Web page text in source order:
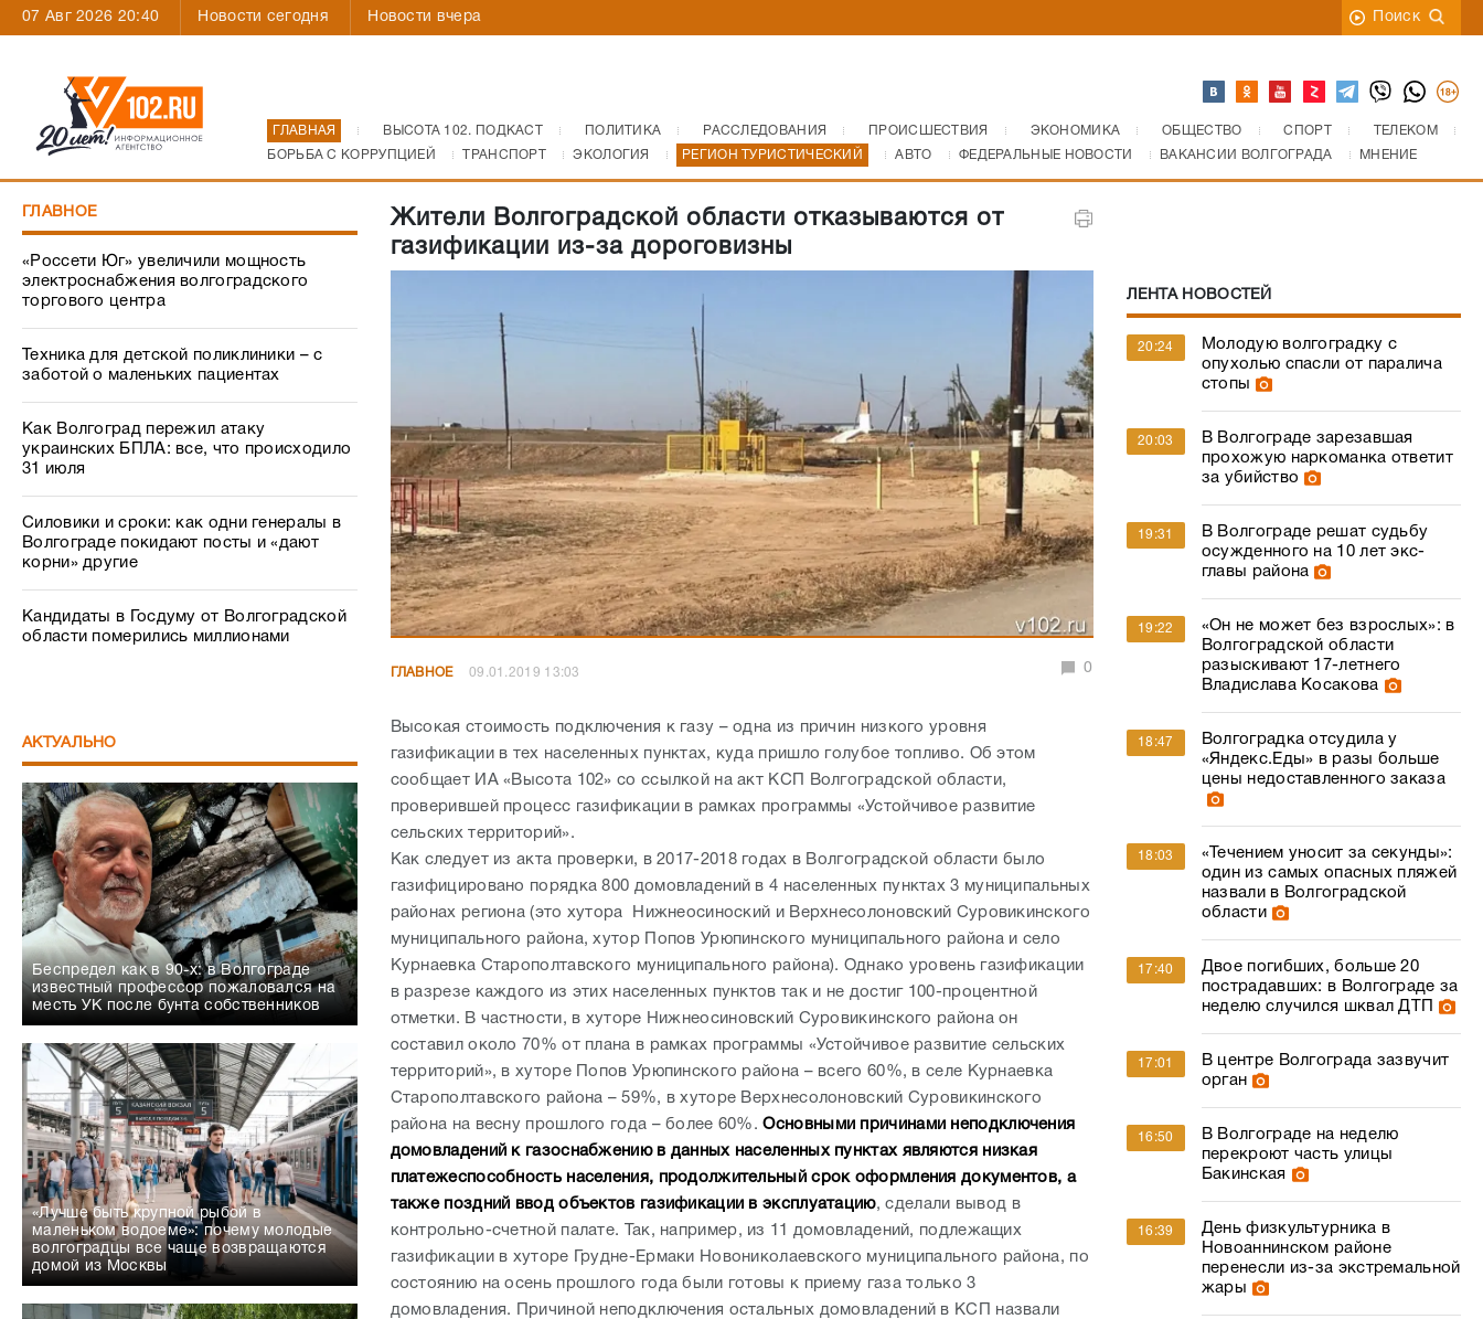
07 Авг 2026 20:40 Новости сегодня Новости вчера Поиск
ГЛАВНАЯ ВЫСОТА 102. ПОДКАСТ ПОЛИТИКА РАССЛЕДОВАНИЯ ПРОИСШЕСТВИЯ ЭКОНОМИКА ОБЩЕСТВО СПОРТ
ТЕЛЕКОМ
БОРЬБА С КОРРУПЦИЕЙ
ТРАНСПОРТ ЭКОЛОГИЯ РЕГИОН ТУРИСТИЧЕСКИЙ АВТО ФЕДЕРАЛЬНЫЕ НОВОСТИ ВАКАНСИИ ВОЛГОГРАДА МНЕНИЕ
ГЛАВНОЕ
«Россети Юг» увеличили мощность
электроснабжения волгоградского
торгового центра
Техника для детской поликлиники – с
заботой о маленьких пациентах
Как Волгоград пережил атаку
украинских БПЛА: все, что происходило
31 июля
Силовики и сроки: как одни генералы в
Волгограде покидают посты и «дают
корни» другие
Кандидаты в Госдуму от Волгоградской
области померились миллионами
АКТУАЛЬНО
Беспредел как в 90-х: в Волгограде
известный профессор пожаловался на
месть УК после бунта собственников
«Лучше быть крупной рыбой в
маленьком водоеме»: почему молодые
волгоградцы все чаще возвращаются
домой из Москвы
Жители Волгоградской области отказываются от
газификации из-за дороговизны
ГЛАВНОЕ 09.01.2019 13:03 0
Высокая стоимость подключения к газу – одна из причин низкого уровня
газификации в тех населенных пунктах, куда пришло голубое топливо. Об этом
сообщает ИА «Высота 102» со ссылкой на акт КСП Волгоградской области,
проверившей процесс газификации в рамках программы «Устойчивое развитие
сельских территорий».
Как следует из акта проверки, в 2017-2018 годах в Волгоградской области было
газифицировано порядка 800 домовладений в 4 населенных пунктах 3 муниципальных
районах региона (это хутора Нижнеосиноский и Верхнесолоновский Суровикинского
муниципального района, хутор Попов Урюпинского муниципального района и село
Курнаевка Старополтавского муниципального района). Однако уровень газификации
в разрезе каждого из этих населенных пунктов так и не достиг 100-процентной
отметки. В частности, в хуторе Нижнеосиновский Суровикинского района он
составил около 70% от плана в рамках программы «Устойчивое развитие сельских
территорий», в хуторе Попов Урюпинского района – всего 60%, в селе Курнаевка
Старополтавского района – 59%, в хуторе Верхнесолоновский Суровикинского
района на весну прошлого года – более 60%.Основными причинами неподключения
домовладений к газоснабжению в данных населенных пунктах являются низкая
платежеспособность населения, продолжительный срок оформления документов, а
также поздний ввод объектов газификации в эксплуатацию, сделали вывод в
контрольно-счетной палате. Так, например, из 11 домовладений, подлежащих
газификации в хуторе Грудне-Ермаки Новониколаевского муниципального района, по
состоянию на осень прошлого года были готовы к приему газа только 3
домовладения. Причиной неподключения остальных домовладений в КСП назвали
ЛЕНТА НОВОСТЕЙ
20:24
Молодую волгоградку с
опухолью спасли от паралича
стопы
20:03
В Волгограде зарезавшая
прохожую наркоманка ответит
за убийство
19:31
В Волгограде решат судьбу
осужденного на 10 лет экс-
главы района
19:22
«Он не может без взрослых»: в
Волгоградской области
разыскивают 17-летнего
Владислава Косакова
18:47
Волгоградка отсудила у
«Яндекс.Еды» в разы больше
цены недоставленного заказа
18:03
«Течением уносит за секунды»:
один из самых опасных пляжей
назвали в Волгоградской
области
17:40
Двое погибших, больше 20
пострадавших: в Волгограде за
неделю случился шквал ДТП
17:01
В центре Волгограда зазвучит
орган
16:50
В Волгограде на неделю
перекроют часть улицы
Бакинская
16:39
День физкультурника в
Новоаннинском районе
перенесли из-за экстремальной
жары